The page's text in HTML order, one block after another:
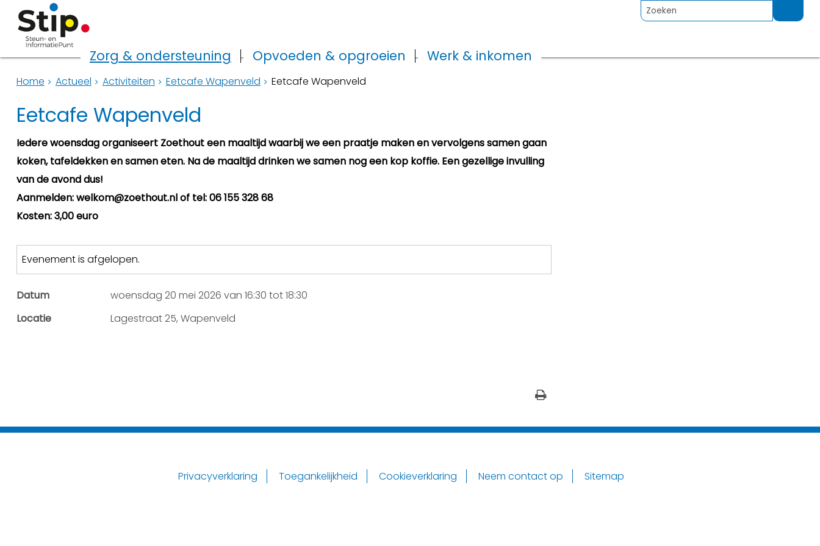
Zorg & ondersteuning Opvoeden & opgroeien Werk & inkomen
Home Actueel Activiteiten Eetcafe Wapenveld Eetcafe Wapenveld
Eetcafe Wapenveld
Iedere woensdag organiseert Zoethout een maaltijd waarbij we een praatje maken en vervolgens samen gaan
koken, tafeldekken en samen eten. Na de maaltijd drinken we samen nog een kop koffie. Een gezellige invulling
van de avond dus!
Aanmelden: welkom@zoethout.nl of tel: 06 155 328 68
Kosten: 3,00 euro
Evenement is afgelopen.
Datum
woensdag 20 mei 2026 van 16:30 tot 18:30
Locatie
Lagestraat 25, Wapenveld
Privacyverklaring Toegankelijkheid Cookieverklaring Neem contact op Sitemap